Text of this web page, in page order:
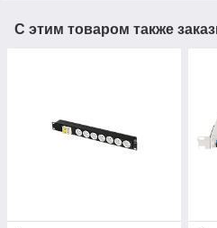
С этим товаром также